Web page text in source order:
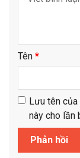
Tên *
Lưu tên
này cho lần